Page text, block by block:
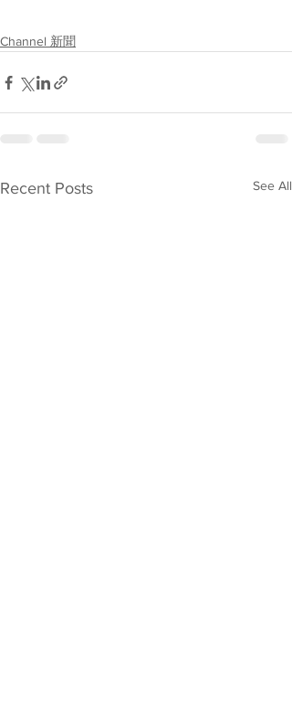
Channel 新聞
Recent Posts See All